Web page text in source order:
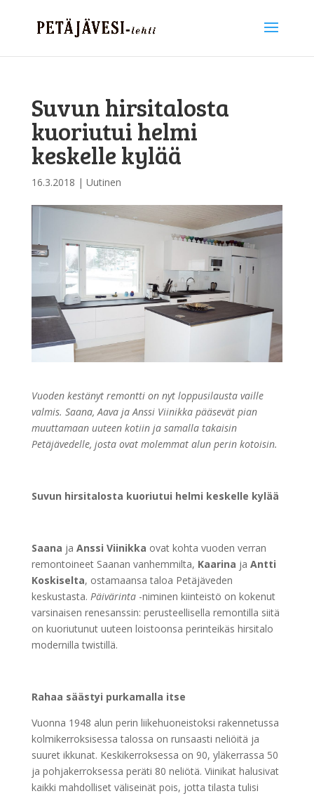
Suvun hirsitalosta
kuoriutui helmi
keskelle kylää
16.3.2018 | Uutinen
Vuoden kestänyt remontti on nyt loppusilausta vaille
valmis. Saana, Aava ja Anssi Viinikka pääsevät pian
muuttamaan uuteen kotiin ja samalla takaisin
Petäjävedelle, josta ovat molemmat alun perin kotoisin.
Suvun hirsitalosta kuoriutui helmi keskelle kylää
Saana ja Anssi Viinikka ovat kohta vuoden verran
remontoineet Saanan vanhemmilta, Kaarina ja Antti
Koskiselta, ostamaansa taloa Petäjäveden
keskustasta. Päivärinta-niminen kiinteistö on kokenut
varsinaisen renesanssin: perusteellisella remontilla siitä
on kuoriutunut uuteen loistoonsa perinteikäs hirsitalo
modernilla twistillä.
Rahaa säästyi purkamalla itse
Vuonna 1948 alun perin liikehuoneistoksi rakennetussa
kolmikerroksisessa talossa on runsaasti neliöitä ja
suuret ikkunat. Keskikerroksessa on 90, yläkerrassa 50
ja pohjakerroksessa peräti 80 neliötä. Viinikat halusivat
kaikki mahdolliset väliseinät pois, jotta tilasta tulisi